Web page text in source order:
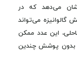
می‌دهد که در
می‌تواند
ساحلی، این عدد ممکن
بدون پوشش چندین